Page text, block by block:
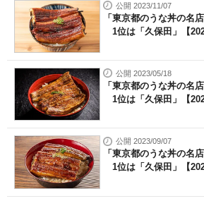
公開 2023/11/07
「東京都のうな丼の名
1位は「久保田」【
公開 2023/05/18
「東京都のうな丼の名
1位は「久保田」【
公開 2023/09/07
「東京都のうな丼の名
1位は「久保田」【